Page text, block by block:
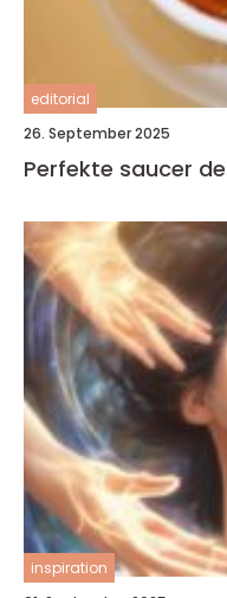
editorial
26. September 2025
Perfekte saucer
inspiration